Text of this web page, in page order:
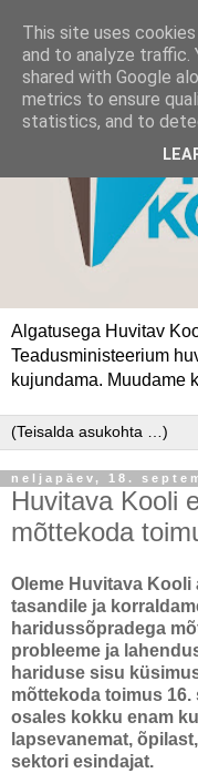
Algatusega Huvitav
Teadusministeerium
kujundama. Muudame
neljapäev, 18.
Huvitava Kooli
mõttekoda
Oleme Huvitava
tasandile ja
haridussõpradega
probleeme ja
hariduse sisu
mõttekoda toimus 16.
osales kokku enam
lapsevanemat,
sektori esindajat.
This site uses
and to analyze traffic.
shared with Google
metrics to ensure
statistics, and to